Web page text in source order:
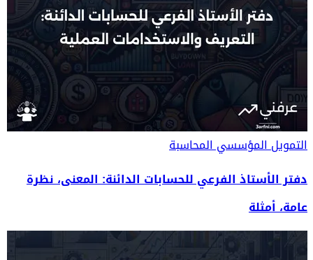
التمويل المؤسسيالمحاسبة
دفتر الأستاذ الفرعي للحسابات الدائنة: المعنى، نظرة
عامة، أمثلة